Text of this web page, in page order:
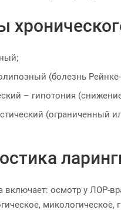
(болезнь
– гипотония
(ограниченный
включает: осмотр у ЛОР-
микологическое,